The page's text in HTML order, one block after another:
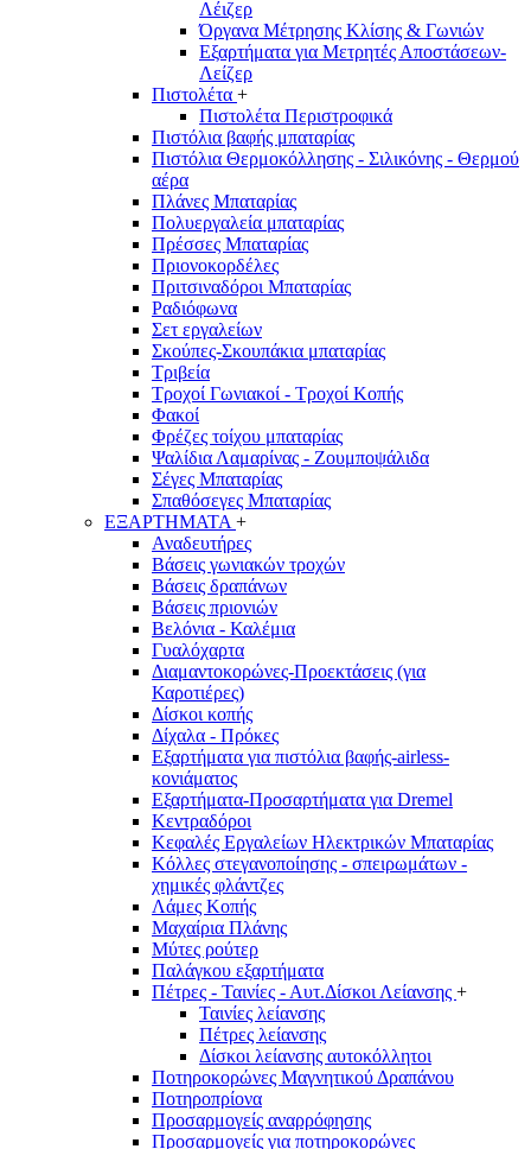
Λέιζερ
Όργανα Μέτρησης Κλίσης & Γωνιών
Εξαρτήματα για Μετρητές Αποστάσεων-
Λείζερ
Πιστολέτα +
Πιστολέτα Περιστροφικά
Πιστόλια βαφής μπαταρίας
Πιστόλια Θερμοκόλλησης - Σιλικόνης - Θερμού
αέρα
Πλάνες Μπαταρίας
Πολυεργαλεία μπαταρίας
Πρέσσες Μπαταρίας
Πριονοκορδέλες
Πριτσιναδόροι Μπαταρίας
Ραδιόφωνα
Σετ εργαλείων
Σκούπες-Σκουπάκια μπαταρίας
Τριβεία
Τροχοί Γωνιακοί - Τροχοί Κοπής
Φακοί
Φρέζες τοίχου μπαταρίας
Ψαλίδια Λαμαρίνας - Ζουμποψάλιδα
Σέγες Μπαταρίας
Σπαθόσεγες Μπαταρίας
ΕΞΑΡΤΗΜΑΤΑ +
Αναδευτήρες
Βάσεις γωνιακών τροχών
Βάσεις δραπάνων
Βάσεις πριονιών
Βελόνια - Καλέμια
Γυαλόχαρτα
Διαμαντοκορώνες-Προεκτάσεις (για
Καροτιέρες)
Δίσκοι κοπής
Δίχαλα - Πρόκες
Εξαρτήματα για πιστόλια βαφής-airless-
κονιάματος
Εξαρτήματα-Προσαρτήματα για Dremel
Κεντραδόροι
Κεφαλές Εργαλείων Ηλεκτρικών Μπαταρίας
Κόλλες στεγανοποίησης - σπειρωμάτων -
χημικές φλάντζες
Λάμες Κοπής
Μαχαίρια Πλάνης
Μύτες ρούτερ
Παλάγκου εξαρτήματα
Πέτρες - Ταινίες - Αυτ.Δίσκοι Λείανσης +
Ταινίες λείανσης
Πέτρες λείανσης
Δίσκοι λείανσης αυτοκόλλητοι
Ποτηροκορώνες Μαγνητικού Δραπάνου
Ποτηροπρίονα
Προσαρμογείς αναρρόφησης
Προσαρμογείς για ποτηροκορώνες